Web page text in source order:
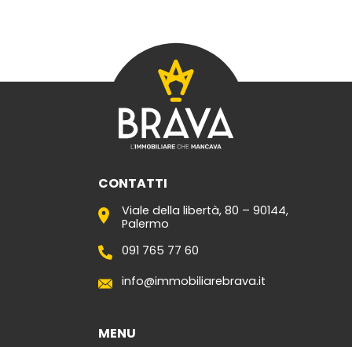
CONTATTI
Viale della libertà, 80 – 90144,
Palermo
091 765 77 60
info@immobiliarebrava.it
MENU